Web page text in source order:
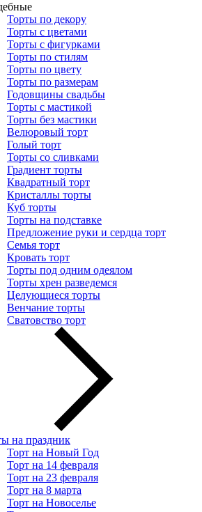
Торты по декору
Торты с цветами
Торты с фигурками
Торты по стилям
Торты по цвету
Торты по размерам
Годовщины свадьбы
Торты с мастикой
Торты без мастики
Велюровый торт
Голый торт
Торты со сливками
Градиент торты
Квадратный торт
Кристаллы торты
Куб торты
Торты на подставке
Предложение руки и сердца торт
Семья торт
Кровать торт
Торты под одним одеялом
Торты хрен разведемся
Целующиеся торты
Венчание торты
Сватовство торт
на праздник
Торт на Новый Год
Торт на 14 февраля
Торт на 23 февраля
Торт на 8 марта
Торт на Новоселье